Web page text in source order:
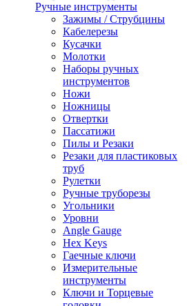
Ручные инструменты
Зажимы / Струбцины
Кабелерезы
Кусачки
Молотки
Наборы ручных
инструментов
Ножи
Ножницы
Отвертки
Пассатижи
Пилы и Резаки
Резаки для пластиковых
труб
Рулетки
Ручные труборезы
Угольники
Уровни
Angle Gauge
Hex Keys
Гаечные ключи
Измерительные
инструменты
Ключи и Торцевые